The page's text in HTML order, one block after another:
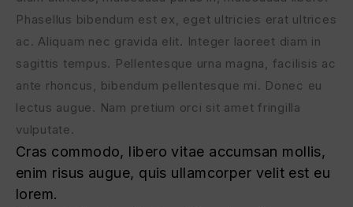
Phasellus bibendum est ex, eget ultricies erat ultrices
ac. Aliquam nec gravida elit. Integer laoreet diam in
sagittis tempus. Pellentesque urna magna, facilisis ac
ante rhoncus, bibendum pellentesque mi. Donec eu
lectus augue. Nam pretium orci sit amet fringilla
vulputate.
Cras commodo, libero vitae accumsan mollis,
enim risus augue, quis ullamcorper velit est eu
lorem.